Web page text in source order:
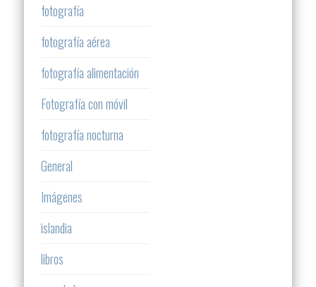
fotografía
fotografía aérea
fotografía alimentación
Fotografía con móvil
fotografía nocturna
General
Imágenes
islandia
libros